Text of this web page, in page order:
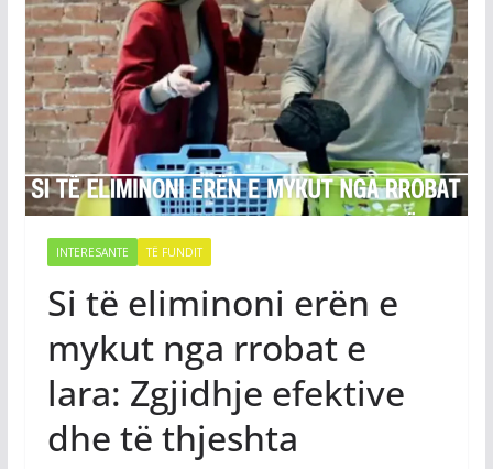
INTERESANTE TË FUNDIT
Si të eliminoni erën e
mykut nga rrobat e
lara: Zgjidhje efektive
dhe të thjeshta